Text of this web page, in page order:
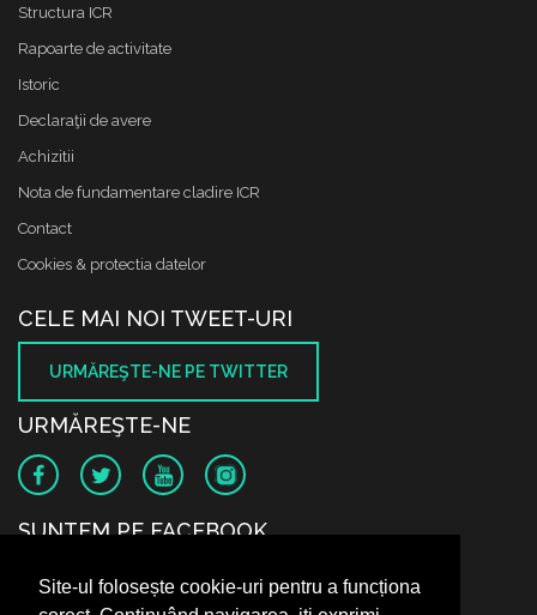
Site-ul folosește cookie-uri pentru a funcționa
Structura ICR
Rapoarte de activitate
Istoric
Declaraţii de avere
Achizitii
Nota de fundamentare cladire ICR
Contact
Cookies & protectia datelor
CELE MAI NOI TWEET-URI
URMĂREŞTE-NE PE TWITTER
URMĂREŞTE-NE
SUNTEM PE FACEBOOK